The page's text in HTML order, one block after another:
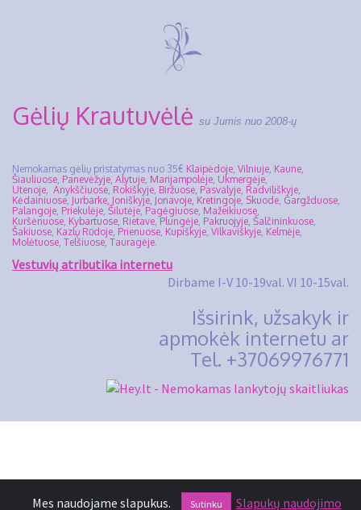
Gėlių Krautuvėlė su Jumis nuo 2008-ų
Nemokamas gėlių pristatymas nuo 35€ Klaipėdoje Vilniuje Kaune
Šiauliuose Panevėžyje Alytuje Marijampolėje Ukmergėje
Utenoje Anykščiuose Rokiškyje Biržuose Pasvalyje Radviliškyje
Kėdainiuose Jurbarke, Joniškyje Jonavoje, Kretingoje Skuode Gargžduose
Palangoje Priekulėje Šilutėje Pagėgiuose Mažeikiuose
Kuršėnuose Kybartuose, Rietave Plungėje Pakruojyje, Šalčininkuose
Šakiuose Kazlų Rūdoje Prienuose Kupiškyje Vilkaviškyje Kelmėje
Molėtuose Telšiuose Tauragėje.
Vestuvių atributika internetu
Dirbame I-V 10-19val. VI 10-15val.
Išsirink, užsakyk ir
apmokėk internetu ar
Tel. +37069976771
Mes naudojame slapukus. Sutinku Slapukų naudojimo